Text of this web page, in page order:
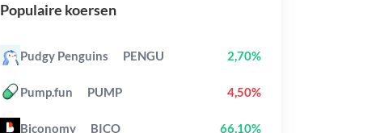
Populaire koersen
Pudgy Penguins PENGU 2,70%
Pump.fun PUMP 4,50%
Biconomy BICO 66,10%